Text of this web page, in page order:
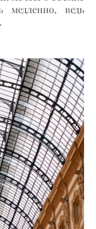
медленно, ведь